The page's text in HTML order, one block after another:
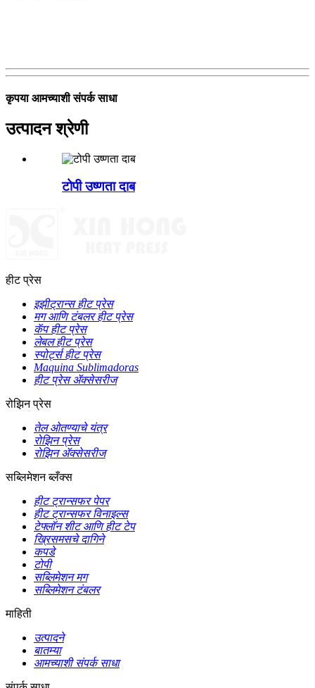
कृपया आमच्याशी संपर्क साधा
उत्पादन श्रेणी
टोपी उष्णता दाब
हीट प्रेस
इझीट्रान्स हीट प्रेस
मग आणि टंबलर हीट प्रेस
कॅप हीट प्रेस
लेबल हीट प्रेस
स्पोर्ट्स हीट प्रेस
Maquina Sublimadoras
हीट प्रेस ॲक्सेसरीज
रोझिन प्रेस
तेल ओतण्याचे यंत्र
रोझिन प्रेस
रोझिन ॲक्सेसरीज
सब्लिमेशन ब्लँक्स
हीट ट्रान्सफर पेपर
हीट ट्रान्सफर विनाइल्स
टेफ्लॉन शीट आणि हीट टेप
ख्रिसमसचे दागिने
कपडे
टोपी
सब्लिमेशन मग
सब्लिमेशन टंबलर
माहिती
उत्पादने
बातम्या
आमच्याशी संपर्क साधा